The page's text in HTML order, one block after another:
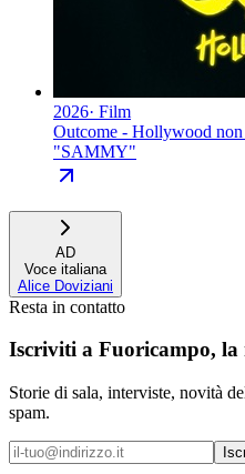
2026· Film
Outcome - Hollywood non
"SAMMY"
AD
Voce italiana
Alice Doviziani
Resta in contatto
Iscriviti a Fuoricampo, la
Storie di sala, interviste, novità
spam.